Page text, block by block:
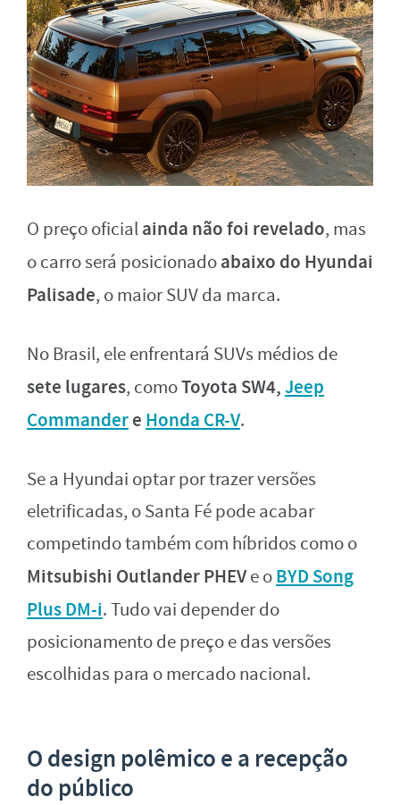
O preço oficialainda não foi revelado, mas
o carro será posicionadoabaixo do Hyundai
Palisade, o maior SUV da marca.
No Brasil, ele enfrentará SUVs médios de
sete lugares, comoToyota SW4,Jeep
Commandere Honda CR-V.
Se a Hyundai optar por trazer versões
eletrificadas, o Santa Fé pode acabar
competindo também com híbridos como o
Mitsubishi Outlander PHEVe oBYD Song
Plus DM-i. Tudo vai depender do
posicionamento de preço e das versões
escolhidas para o mercado nacional.
O design polêmico e a recepção
do público